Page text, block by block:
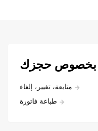
بخصوص حجزك
متابعة، تغيير، إلغاء
طباعة فاتورة